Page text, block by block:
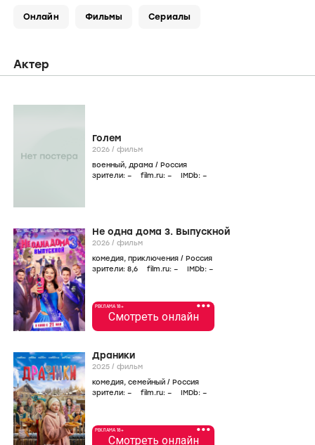
Онлайн Фильмы Сериалы
Актер
Голем
2026 / фильм
военный, драма / Россия
зрители: – film.ru: – IMDb: –
Не одна дома 3. Выпускной
2026 / фильм
комедия, приключения / Россия
зрители: 8,6 film.ru: – IMDb: –
•••
РЕКЛАМА 18+
Смотреть онлайн
Драники
2025 / фильм
комедия, семейный / Россия
зрители: – film.ru: – IMDb: –
•••
РЕКЛАМА 18+
Смотреть онлайн